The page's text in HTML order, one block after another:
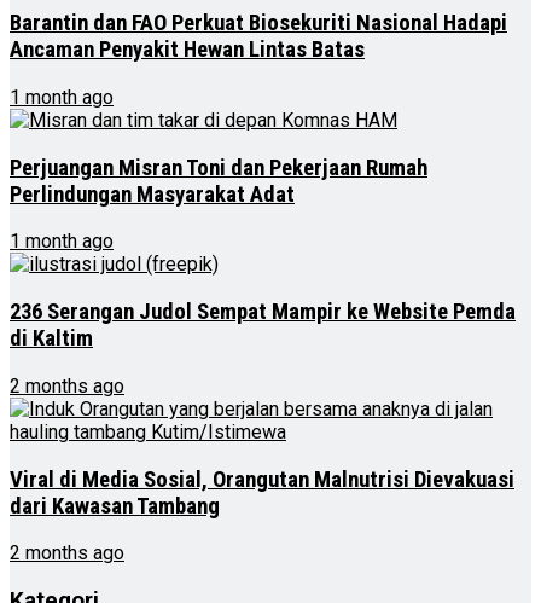
Barantin dan FAO Perkuat Biosekuriti Nasional Hadapi
Ancaman Penyakit Hewan Lintas Batas
1 month ago
Perjuangan Misran Toni dan Pekerjaan Rumah
Perlindungan Masyarakat Adat
1 month ago
236 Serangan Judol Sempat Mampir ke Website Pemda
di Kaltim
2 months ago
Viral di Media Sosial, Orangutan Malnutrisi Dievakuasi
dari Kawasan Tambang
2 months ago